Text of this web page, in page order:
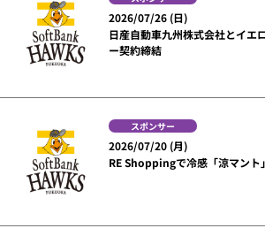
2026/07/26 (日)
日産自動車九州株式会社とイエ
ー契約締結
スポンサー
2026/07/20 (月)
RE Shoppingで冷感「涼マント